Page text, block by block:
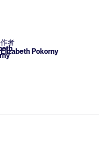
作者
Elizabeth Pokorny